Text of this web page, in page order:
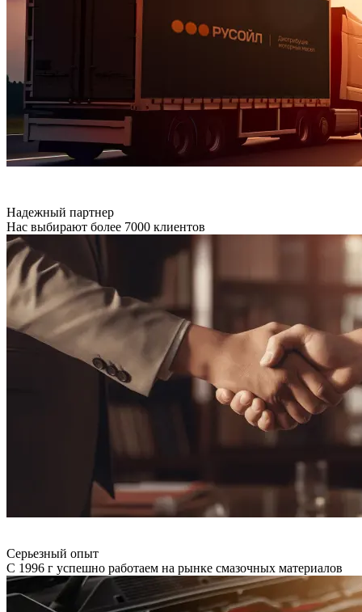
Надежный партнер
Нас выбирают более 7000 клиентов
Серьезный опыт
С 1996 г успешно работаем на рынке смазочных материалов